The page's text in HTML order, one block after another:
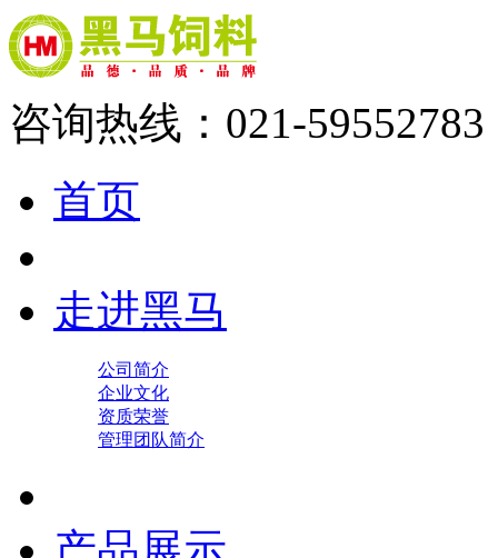
咨询热线：021-59552783
首页
走进黑马
公司简介
企业文化
资质荣誉
管理团队简介